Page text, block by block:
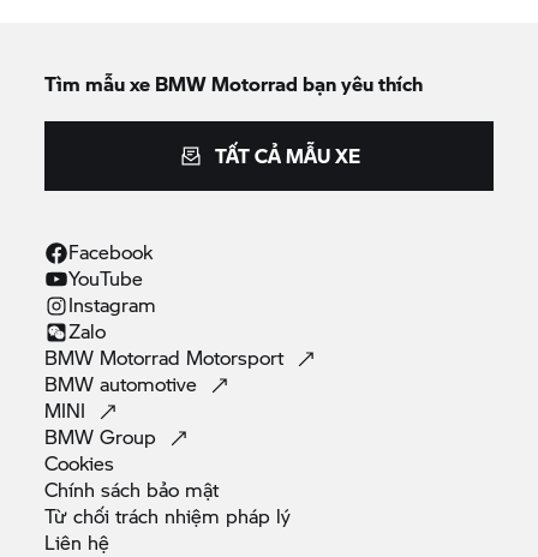
Tìm mẫu xe BMW Motorrad bạn yêu thích
TẤT CẢ MẪU XE
Facebook
YouTube
Instagram
Zalo
BMW Motorrad Motorsport
BMWautomotive
MINI
BMWGroup
Cookies
Chính sách bảo mật
Từ chối trách nhiệm pháp lý
Liên hệ